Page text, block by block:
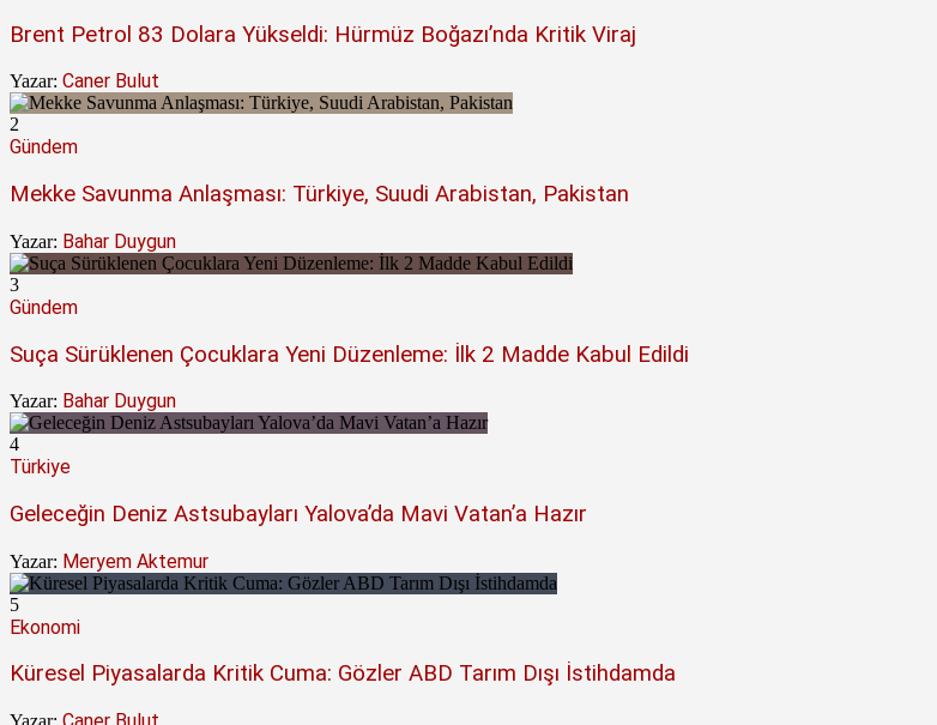
Brent Petrol 83 Dolara Yükseldi: Hürmüz Boğazı’nda Kritik Viraj
Yazar: Caner Bulut
2
Gündem
Mekke Savunma Anlaşması: Türkiye, Suudi Arabistan, Pakistan
Yazar: Bahar Duygun
3
Gündem
Suça Sürüklenen Çocuklara Yeni Düzenleme: İlk 2 Madde Kabul Edildi
Yazar: Bahar Duygun
4
Türkiye
Geleceğin Deniz Astsubayları Yalova’da Mavi Vatan’a Hazır
Yazar: Meryem Aktemur
5
Ekonomi
Küresel Piyasalarda Kritik Cuma: Gözler ABD Tarım Dışı İstihdamda